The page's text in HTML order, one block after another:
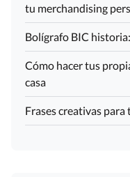
tu merchandising
Bolígrafo BIC
Cómo hacer tus
casa
Frases creativas